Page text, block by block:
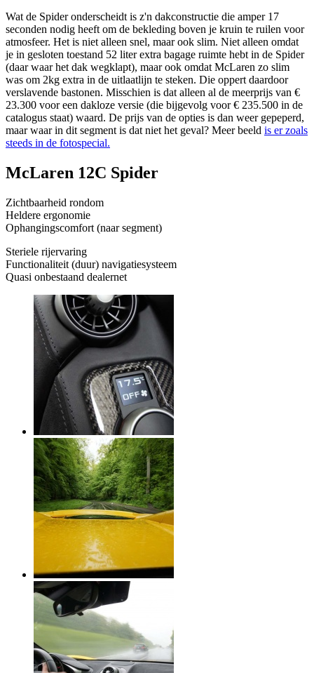
Wat de Spider onderscheidt is z'n dakconstructie die amper 17
seconden nodig heeft om de bekleding boven je kruin te ruilen voor
atmosfeer. Het is niet alleen snel, maar ook slim. Niet alleen omdat
je in gesloten toestand 52 liter extra bagage ruimte hebt in de Spider
(daar waar het dak wegklapt), maar ook omdat McLaren zo slim
was om 2kg extra in de uitlaatlijn te steken. Die oppert daardoor
verslavende bastonen. Misschien is dat alleen al de meerprijs van €
23.300 voor een dakloze versie (die bijgevolg voor € 235.500 in de
catalogus staat) waard. De prijs van de opties is dan weer gepeperd,
maar waar in dit segment is dat niet het geval? Meer beeld is er zoals
steeds in de fotospecial.
McLaren 12C Spider
Zichtbaarheid rondom
Heldere ergonomie
Ophangingscomfort (naar segment)
Steriele rijervaring
Functionaliteit (duur) navigatiesysteem
Quasi onbestaand dealernet